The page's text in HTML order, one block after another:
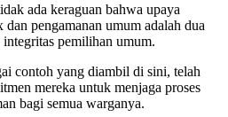
ada keraguan bahwa upaya
dan pengamanan umum adalah dua
pemilihan umum.
contoh yang diambil di sini, telah
mereka untuk menjaga proses
bagi semua warganya.